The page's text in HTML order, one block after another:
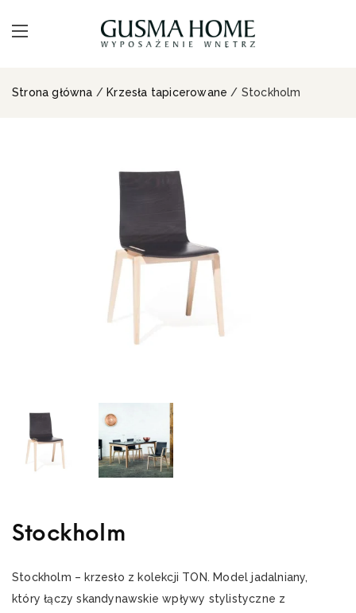
Strona główna / Krzesła tapicerowane / Stockholm
Stockholm
Stockholm – krzesło z kolekcji TON. Model jadalniany,
który łączy skandynawskie wpływy stylistyczne z